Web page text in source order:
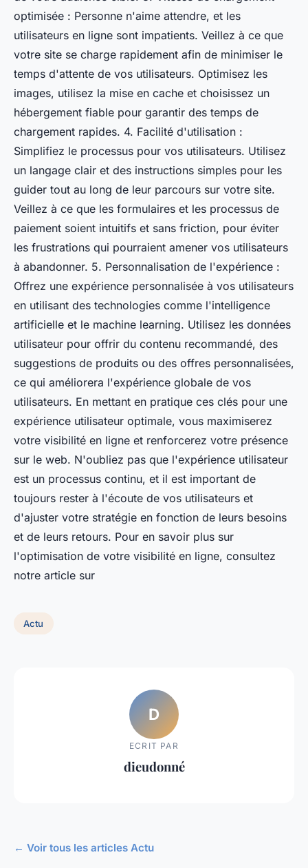
optimisée : Personne n'aime attendre, et les
utilisateurs en ligne sont impatients. Veillez à ce que
votre site se charge rapidement afin de minimiser le
temps d'attente de vos utilisateurs. Optimisez les
images, utilisez la mise en cache et choisissez un
hébergement fiable pour garantir des temps de
chargement rapides. 4. Facilité d'utilisation :
Simplifiez le processus pour vos utilisateurs. Utilisez
un langage clair et des instructions simples pour les
guider tout au long de leur parcours sur votre site.
Veillez à ce que les formulaires et les processus de
paiement soient intuitifs et sans friction, pour éviter
les frustrations qui pourraient amener vos utilisateurs
à abandonner. 5. Personnalisation de l'expérience :
Offrez une expérience personnalisée à vos utilisateurs
en utilisant des technologies comme l'intelligence
artificielle et le machine learning. Utilisez les données
utilisateur pour offrir du contenu recommandé, des
suggestions de produits ou des offres personnalisées,
ce qui améliorera l'expérience globale de vos
utilisateurs. En mettant en pratique ces clés pour une
expérience utilisateur optimale, vous maximiserez
votre visibilité en ligne et renforcerez votre présence
sur le web. N'oubliez pas que l'expérience utilisateur
est un processus continu, et il est important de
toujours rester à l'écoute de vos utilisateurs et
d'ajuster votre stratégie en fonction de leurs besoins
et de leurs retours. Pour en savoir plus sur
l'optimisation de votre visibilité en ligne, consultez
notre article sur
Actu
D
ECRIT PAR
dieudonné
← Voir tous les articles Actu